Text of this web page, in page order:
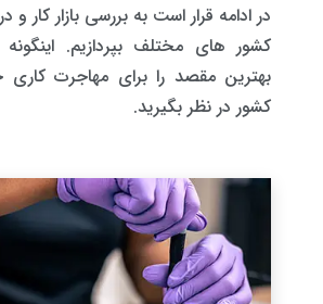
در ادامه قرار است به بررسی بازار کار و
کشور های مختلف بپردازیم.
بهترین مقصد را برای مهاجرت کاری
کشور در نظر بگیرید.